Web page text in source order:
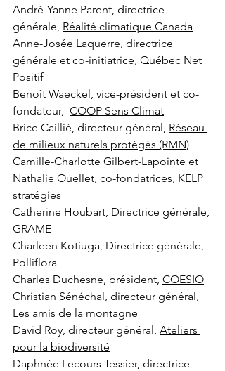
André-Yanne Parent, directrice
générale, Réalité climatique Canada
Anne-Josée Laquerre, directrice
générale et co-initiatrice, Québec Net
Positif
Benoît Waeckel, vice-président et co-
fondateur, COOP Sens Climat
Brice Caillié, directeur général, Réseau
de milieux naturels protégés (RMN)
Camille-Charlotte Gilbert-Lapointe et
Nathalie Ouellet, co-fondatrices, KELP
stratégies
Catherine Houbart, Directrice générale,
GRAME
Charleen Kotiuga, Directrice générale,
Polliflora
Charles Duchesne, président, COESIO
Christian Sénéchal, directeur général,
Les amis de la montagne
David Roy, directeur général, Ateliers
pour la biodiversité
Daphnée Lecours Tessier, directrice